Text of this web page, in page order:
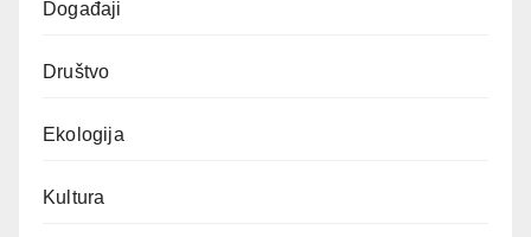
Događaji
Društvo
Ekologija
Kultura